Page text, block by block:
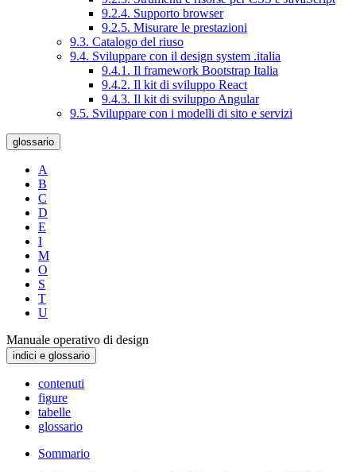
9.2.4. Supporto browser
9.2.5. Misurare le prestazioni
9.3. Catalogo del riuso
9.4. Sviluppare con il design system .italia
9.4.1. Il framework Bootstrap Italia
9.4.2. Il kit di sviluppo React
9.4.3. Il kit di sviluppo Angular
9.5. Sviluppare con i modelli di sito e servizi
glossario
A
B
C
D
E
I
M
O
S
T
U
Manuale operativo di design
indici e glossario
contenuti
figure
tabelle
glossario
Sommario